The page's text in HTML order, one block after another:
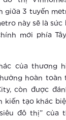
giữa 3 tuyến
này sẽ là
mới phía
của thương
hoàn toàn
còn được
kiến tạo khác
đô thị” của
tố “smart” tạo
đổi tuyệt vời
Smart City